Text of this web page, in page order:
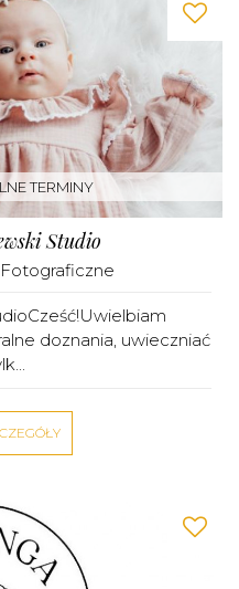
TERMINY
Studio
Fotograficzne
doznania, uwieczniać